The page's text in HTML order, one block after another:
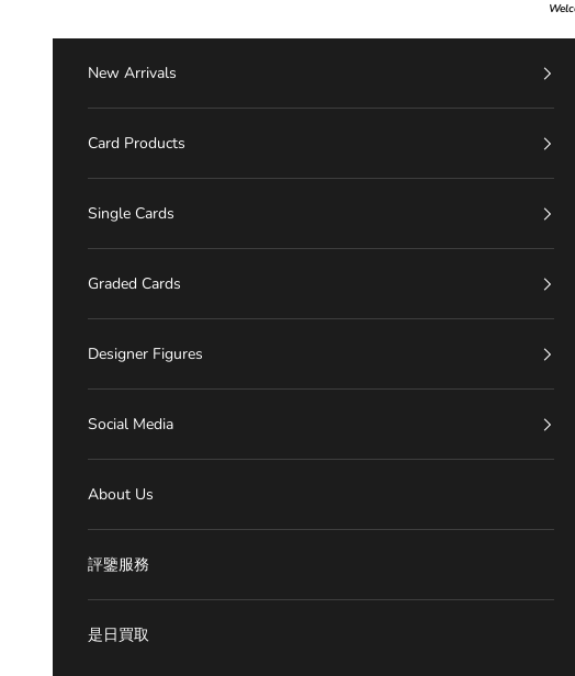
New Arrivals
Card Products
Single Cards
Graded Cards
Designer Figures
Social Media
About Us
評鑒服務
是日買取